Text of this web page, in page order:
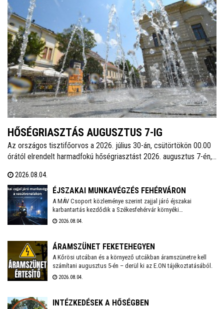
HŐSÉGRIASZTÁS AUGUSZTUS 7-IG
Az országos tisztifőorvos a 2026. július 30-án, csütörtökön 00.00
órától elrendelt harmadfokú hőségriasztást 2026. augusztus 7-én,
továbbra is működnek az ivókutak, emellett klimatizált helyiségek
is várják a lakosságot a hőségben. A város polgármestere
mindenkit arra kér, hogy figyeljünk egymásra, kiemelten a
környezetünkben élő idős emberekre, valamint vigyázzunk a
háziállatainkra is.
2026.08.04.
ÉJSZAKAI MUNKAVÉGZÉS FEHÉRVÁRON
A MÁV Csoport közleménye szerint zajjal járó éjszakai
karbantartás kezdődik a Székesfehérvár környéki
vasútvonalakon augusztus 6-án. Székesfehérváron augusztus
2026.08.04.
ÁRAMSZÜNET FEKETEHEGYEN
A Kőrösi utcában és a környező utcákban áramszünetre kell
számítani augusztus 5-én – derül ki az E.ON tájékoztatásából.
2026.08.04.
INTÉZKEDÉSEK A HŐSÉGBEN